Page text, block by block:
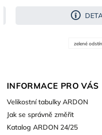
zelené
INFORMACE PRO VÁS
Velikostní tabulky ARDON
Jak se správně změřit
Katalog ARDON 24/25